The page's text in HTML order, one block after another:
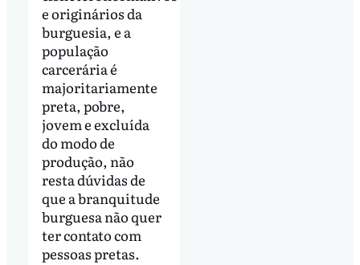
e originários da
burguesia, e a
população
carcerária é
majoritariamente
preta, pobre,
jovem e excluída
do modo de
produção, não
resta dúvidas de
que a branquitude
burguesa não quer
ter contato com
pessoas pretas.